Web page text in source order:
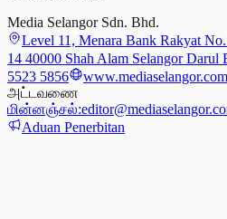
Media Selangor Sdn. Bhd.
Level 11, Menara Bank Rakyat
14 40000 Shah Alam Selangor Darul
5523 5856
அட்டவணை
மின்னஞ்சல்:
Aduan Penerbitan